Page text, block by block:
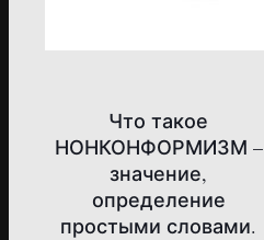
Что такое
НОНКОНФОРМИЗМ –
значение,
определение
простыми словами.